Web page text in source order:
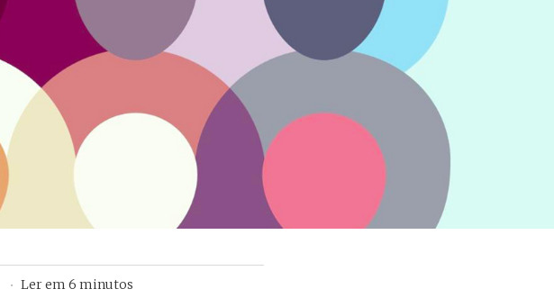
Ler em 6 minutos